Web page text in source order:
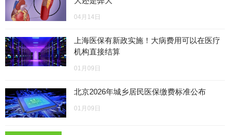
04月14日
上海医保有新政实施！大病费用可以在医疗
机构直接结算
01月09日
北京2026年城乡居民医保缴费标准公布
01月09日